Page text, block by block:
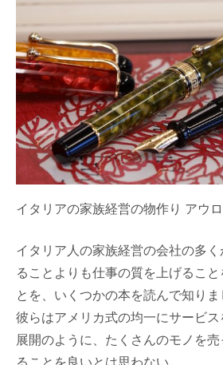
イタリアの家族経営の物作り アウ
イタリア人の家族経営の会社の多
ることよりも仕事の質を上げるこ
とを、いくつかの本を読んで知りま
彼らはアメリカ式の均一にサービ
展開のように、たくさんのモノを